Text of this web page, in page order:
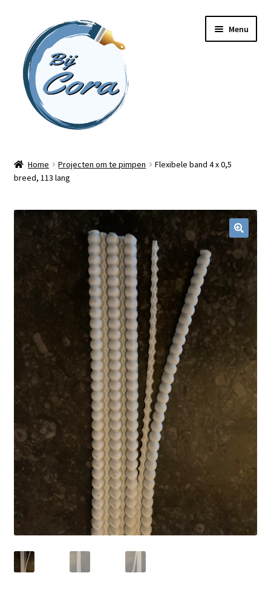
naar
navigatie
inhoud
Menu
Workshops
Online cursussen
Blog / DIY / Tutorials
Contact
Home Projecten om te pimpen
Flexibele band 4 x 0,5
breed, 113 lang